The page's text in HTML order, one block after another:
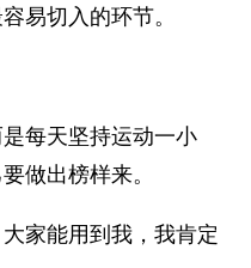
易切入的环节。
每天坚持运动一小
做出榜样来。
家能用到我，我肯定